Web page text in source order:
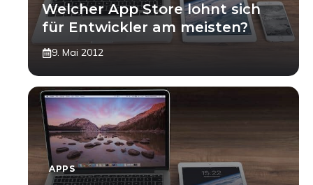
Welcher App Store lohnt sich
für Entwickler am meisten?
9. Mai 2012
APPS